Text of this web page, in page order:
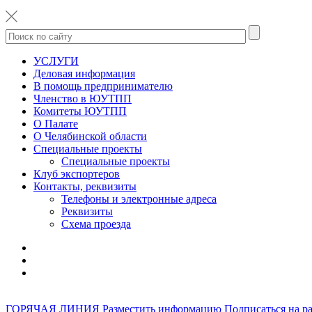
УСЛУГИ
Деловая информация
В помощь предпринимателю
Членство в ЮУТПП
Комитеты ЮУТПП
О Палате
О Челябинской области
Специальные проекты
Специальные проекты
Клуб экспортеров
Контакты, реквизиты
Телефоны и электронные адреса
Реквизиты
Схема проезда
ГОРЯЧАЯ ЛИНИЯ Разместить информацию Подписаться на